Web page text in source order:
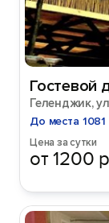
Гостевой
Геленджик,
До места 1081
Цена за сутки
от 1200